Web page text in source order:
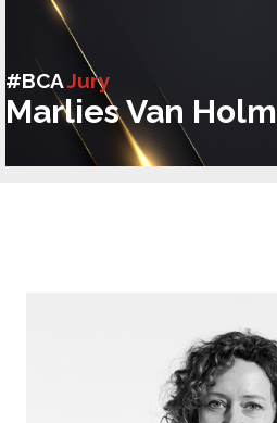
#BCAJury
Marlies Van Holm